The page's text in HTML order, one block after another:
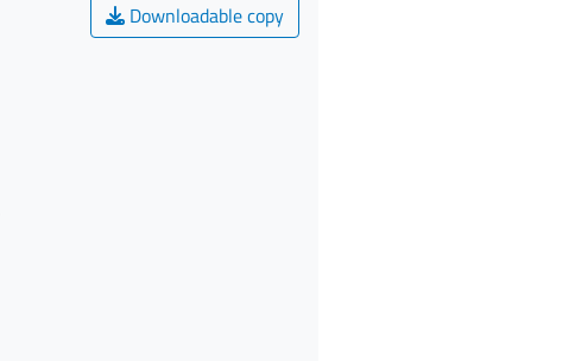
Downloadable copy